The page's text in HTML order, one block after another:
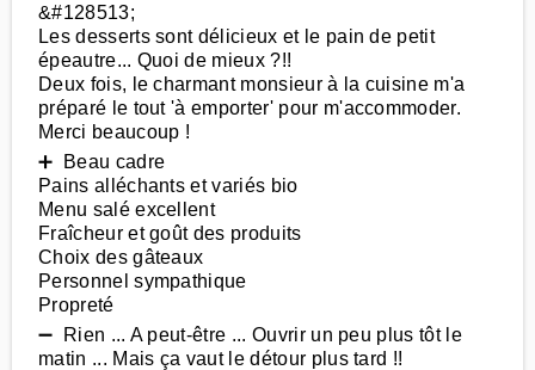
&#128513;
Les desserts sont délicieux et le pain de petit
épeautre... Quoi de mieux ?!!
Deux fois, le charmant monsieur à la cuisine m'a
préparé le tout 'à emporter' pour m'accommoder.
Merci beaucoup !
➕ Beau cadre
Pains alléchants et variés bio
Menu salé excellent
Fraîcheur et goût des produits
Choix des gâteaux
Personnel sympathique
Propreté
➖ Rien ... A peut-être ... Ouvrir un peu plus tôt le
matin ... Mais ça vaut le détour plus tard !!